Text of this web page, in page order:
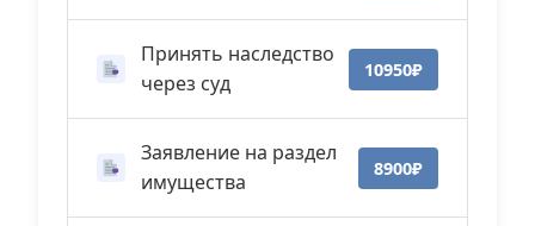
Принять наследство
через суд
10950₽
Заявление на раздел
имущества
8900₽